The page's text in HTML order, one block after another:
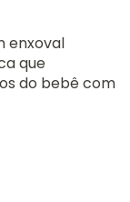
enxoval
que
do bebê com